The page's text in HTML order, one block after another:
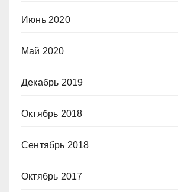
Июнь 2020
Май 2020
Декабрь 2019
Октябрь 2018
Сентябрь 2018
Октябрь 2017